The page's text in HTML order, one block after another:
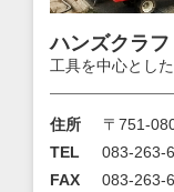
ハンズクラ
工具を中心とし
住所
〒751-
TEL
083-263-
FAX
083-263-